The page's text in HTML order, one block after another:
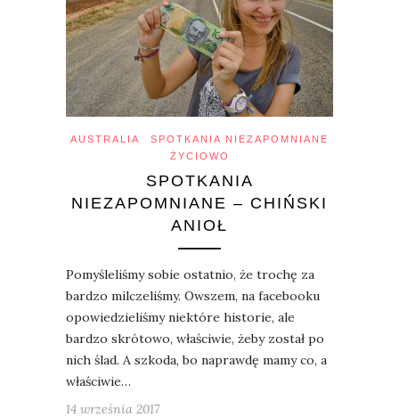
AUSTRALIA
SPOTKANIA NIEZAPOMNIANE
ŻYCIOWO
SPOTKANIA
NIEZAPOMNIANE – CHIŃSKI
ANIOŁ
Pomyśleliśmy sobie ostatnio, że trochę za
bardzo milczeliśmy. Owszem, na facebooku
opowiedzieliśmy niektóre historie, ale
bardzo skrótowo, właściwie, żeby został po
nich ślad. A szkoda, bo naprawdę mamy co, a
właściwie…
14 września 2017